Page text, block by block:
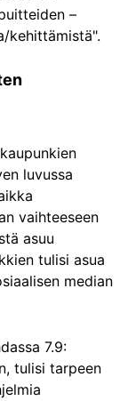
–
kehittämistä".
luvussa
vaihteeseen
asuu
tulisi asua
median
7.9:
tulisi tarpeen